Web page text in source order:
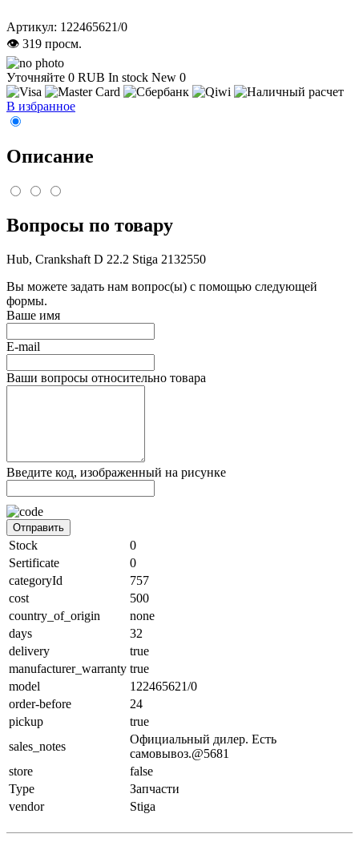
Артикул: 122465621/0
👁 319 просм.
Уточняйте 0 RUB In stock New 0
В избранное
Описание
Вопросы по товару
Hub, Crankshaft D 22.2 Stiga 2132550
Вы можете задать нам вопрос(ы) с помощью следующей
формы.
Ваше имя
E-mail
Ваши вопросы относительно товара
Введите код, изображенный на рисунке
Отправить
Stock
0
Sertificate
0
categoryId
757
cost
500
country_of_origin
none
days
32
delivery
true
manufacturer_warranty true
model
122465621/0
order-before
24
pickup
true
sales_notes
Официальный дилер. Есть
самовывоз.@5681
store
false
Type
Запчасти
vendor
Stiga